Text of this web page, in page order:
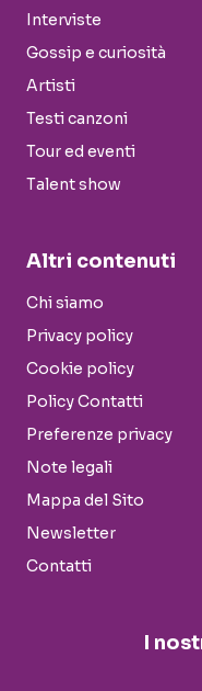
Interviste
Gossip e curiosità
Artisti
Testi canzoni
Tour ed eventi
Talent show
Altri contenuti
Chi siamo
Privacy policy
Cookie policy
Policy Contatti
Preferenze privacy
Note legali
Mappa del Sito
Newsletter
Contatti
I